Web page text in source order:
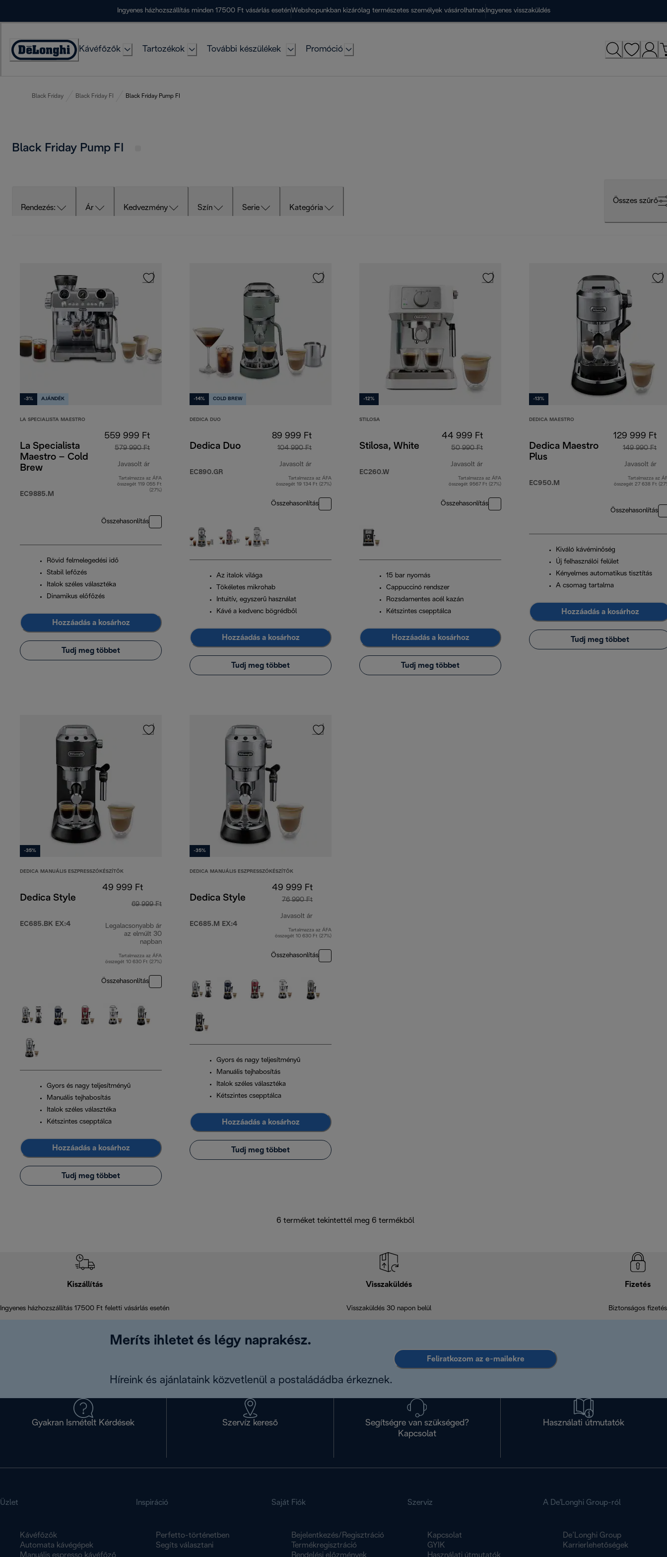
Ingyenes házhozszállítás minden 17500 Ft vásárlás eseténWebshopunkban kizárólag természetes személyek vásárolhatnak Ingyenes visszaküldés
Accessibility
Kávéfőzők Tartozékok További készülékek Promóció
Black Friday Black Friday FI Black Friday Pump FI
Black Friday Pump FI
Rendezés: Ár Kedvezmény Szín Serie Kategória
Összes szűrő
-3% AJÁNDÉK
LA SPECIALISTA MAESTRO
La Specialista
Maestro – Cold
Brew
EC9885.M
559 999 Ft
579 990 Ft
Javasolt ár
eredeti ár 579 990 Ft
Tartalmazza az ÁFA
összegét 119 055 Ft
(27%)
Összehasonlítás
Rövid felmelegedési idő
Stabil lefőzés
Italok széles választéka
Dinamikus előfőzés
Hozzáadás a kosárhoz
Tudj meg többet
-14% COLD BREW
DEDICA DUO
Dedica Duo
EC890.GR
89 999 Ft
104 990 Ft
Javasolt ár
eredeti ár 104 990 Ft
Tartalmazza az ÁFA
összegét 19 134 Ft (27%)
Összehasonlítás
Az italok világa
Tökéletes mikrohab
Intuitív, egyszerű használat
Kávé a kedvenc bögrédből
Hozzáadás a kosárhoz
Tudj meg többet
-12%
STILOSA
Stilosa, White
EC260.W
44 999 Ft
50 990 Ft
Javasolt ár
eredeti ár 50 990 Ft
Tartalmazza az ÁFA
összegét 9567 Ft (27%)
Összehasonlítás
15 bar nyomás
Cappuccinó rendszer
Rozsdamentes acél kazán
Kétszintes csepptálca
Hozzáadás a kosárhoz
Tudj meg többet
-13%
DEDICA MAESTRO
Dedica Maestro
Plus
EC950.M
129 999 Ft
149 990 Ft
Javasolt ár
Tartalmazza az
összegét 27 638 Ft
Összehasonlítás
Kiváló kávéminőség
Új felhasználói felület
Kényelmes automatikus tisztítás
A csomag tartalma
Hozzáadás a kosárhoz
Tudj meg többet
-35%
DEDICA MANUÁLIS ESZPRESSZÓKÉSZÍTŐK
Dedica Style
EC685.BK EX:4
49 999 Ft
69 999 Ft
Legalacsonyabb ár
az elmúlt 30
napban
Tartalmazza az ÁFA
összegét 10 630 Ft (27%)
Összehasonlítás
Gyors és nagy teljesítményű
Manuális tejhabosítás
Italok széles választéka
Kétszintes csepptálca
Hozzáadás a kosárhoz
Tudj meg többet
-35%
DEDICA MANUÁLIS ESZPRESSZÓKÉSZÍTŐK
Dedica Style
EC685.M EX:4
49 999 Ft
76 990 Ft
Javasolt ár
eredeti ár 76 990 Ft
Tartalmazza az ÁFA
összegét 10 630 Ft (27%)
Összehasonlítás
Gyors és nagy teljesítményű
Manuális tejhabosítás
Italok széles választéka
Kétszintes csepptálca
Hozzáadás a kosárhoz
Tudj meg többet
6 terméket tekintettél meg 6 termékből
Kiszállítás
Ingyenes házhozszállítás 17500 Ft feletti vásárlás esetén
Visszaküldés
Visszaküldés 30 napon belül
Fizetés
Biztonságos fizetés
Meríts ihletet és légy naprakész.
Híreink és ajánlataink közvetlenül a postaládádba érkeznek.
Feliratkozom az e-mailekre
Gyakran Ismételt Kérdések Szervíz kereső
Segítségre van szükséged?
Kapcsolat
Használati útmutatók
Üzlet
Kávéfőzők
Automata kávégépek
Manuális espresso kávéfőző
Inspiráció
Perfetto-történetben
Segíts választani
Saját Fiók
Bejelentkezés/Regisztráció
Termékregisztráció
Rendelési előzmények
Szerviz
Kapcsolat
GYIK
Használati útmutatók
A De'Longhi Group-ról
De’Longhi Group
Karrierlehetőségek